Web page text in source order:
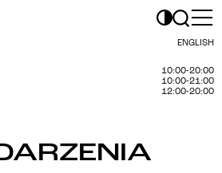
ENGLISH
10:00-20:00
10:00-21:00
12:00-20:00